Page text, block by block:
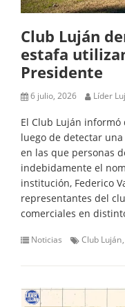
Club Luján
estafa
Presidente
6 julio, 2026 Líder
El Club Luján
luego de detectar
en las que personas
indebidamente el
institución, Federico
representantes del
comerciales en
Noticias Club Luján